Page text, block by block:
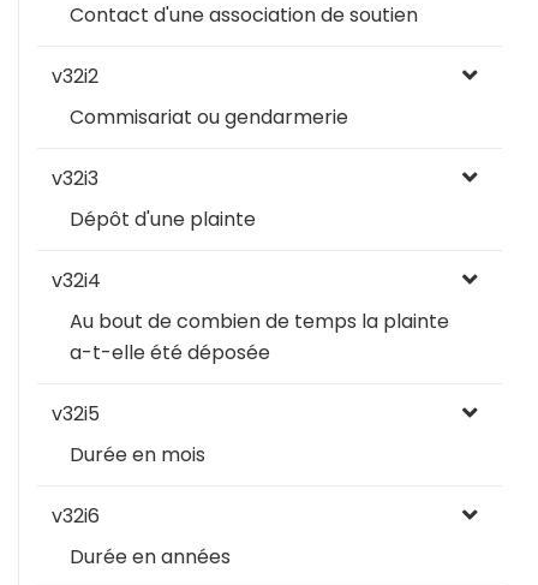
Contact d'une association de soutien
v32i2
Commisariat ou gendarmerie
v32i3
Dépôt d'une plainte
v32i4
Au bout de combien de temps la plainte
a-t-elle été déposée
v32i5
Durée en mois
v32i6
Durée en années